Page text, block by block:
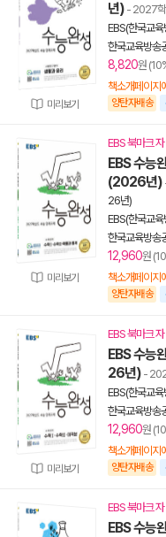
미리보기
년) - 2027학
EBS(한국교
한국교육방송
8,820원
책소개페이지
양탄자배송
미리보기
EBS 북마크
EBS 수능
(2026년)
26년)
EBS(한국교
한국교육방송
12,960원
책소개페이지
양탄자배송
미리보기
EBS 북마크
EBS 수능
26년) -
EBS(한국교
한국교육방송
12,960원
책소개페이지
양탄자배송
EBS 북마크
EBS 수능